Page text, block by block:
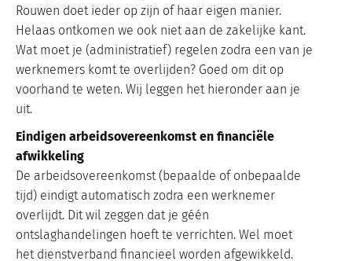
Rouwen doet ieder op zijn of haar eigen manier.
Helaas ontkomen we ook niet aan de zakelijke kant.
Wat moet je (administratief) regelen zodra een van je
werknemers komt te overlijden? Goed om dit op
voorhand te weten. Wij leggen het hieronder aan je
uit.
Eindigen arbeidsovereenkomst en financiële
afwikkeling
De arbeidsovereenkomst (bepaalde of onbepaalde
tijd) eindigt automatisch zodra een werknemer
overlijdt. Dit wil zeggen dat je géén
ontslaghandelingen hoeft te verrichten. Wel moet
het dienstverband financieel worden afgewikkeld.